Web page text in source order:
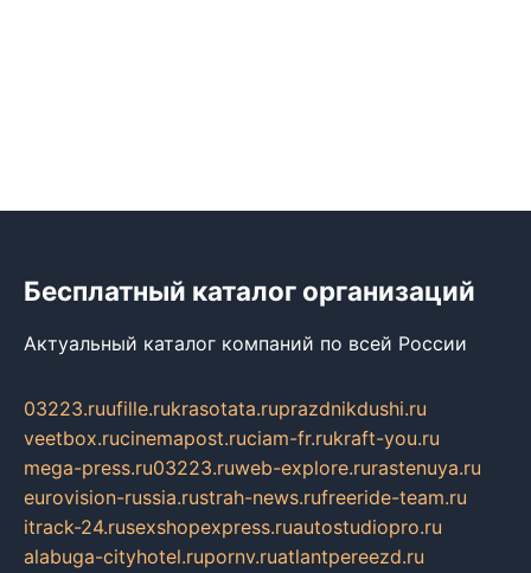
Бесплатный каталог организаций
Актуальный каталог компаний по всей России
03223.ruufille.rukrasotata.ruprazdnikdushi.ru
veetbox.rucinemapost.ruciam-fr.rukraft-you.ru
mega-press.ru03223.ruweb-explore.rurastenuya.ru
eurovision-russia.rustrah-news.rufreeride-team.ru
itrack-24.rusexshopexpress.ruautostudiopro.ru
alabuga-cityhotel.rupornv.ruatlantpereezd.ru